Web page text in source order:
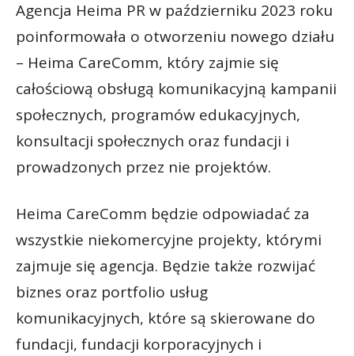
Agencja Heima PR w październiku 2023 roku
poinformowała o otworzeniu nowego działu
– Heima CareComm, który zajmie się
całościową obsługą komunikacyjną kampanii
społecznych, programów edukacyjnych,
konsultacji społecznych oraz fundacji i
prowadzonych przez nie projektów.
Heima CareComm będzie odpowiadać za
wszystkie niekomercyjne projekty, którymi
zajmuje się agencja. Będzie także rozwijać
biznes oraz portfolio usług
komunikacyjnych, które są skierowane do
fundacji, fundacji korporacyjnych i